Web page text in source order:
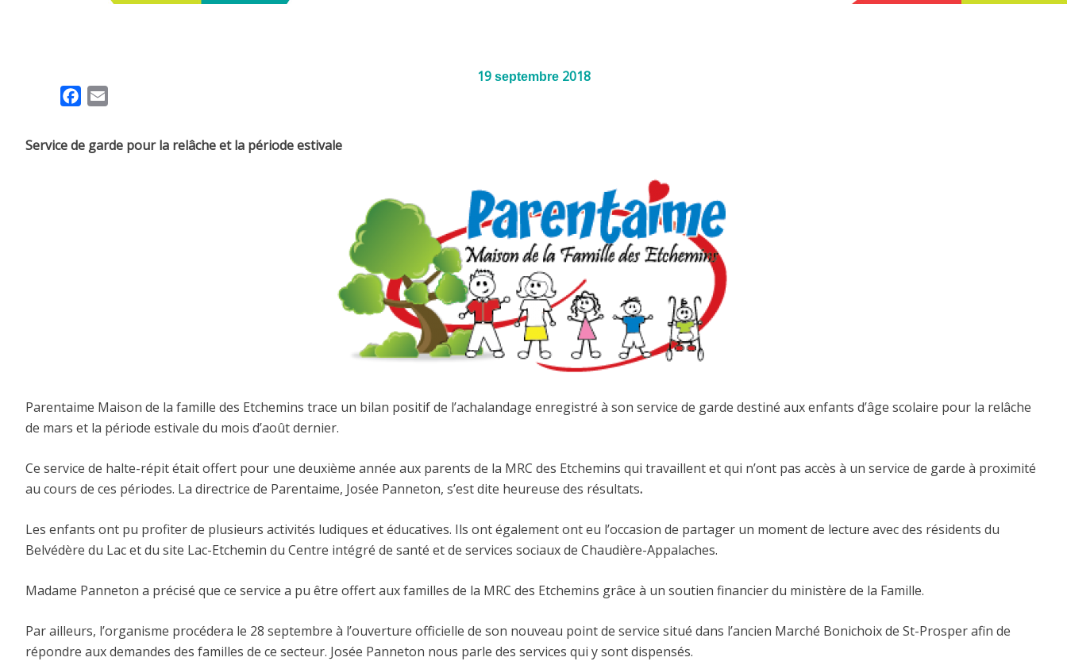
19 septembre 2018
e
i
Service de garde pour la relâche et la période estivale
Parentaime Maison de la famille des Etchemins trace un bilan positif de l’achalandage enregistré à son service de garde destiné aux enfants d’âge scolaire pour la relâche
de mars et la période estivale du mois d’août dernier.
Ce service de halte-répit était offert pour une deuxième année aux parents de la MRC des Etchemins qui travaillent et qui n’ont pas accès à un service de garde à proximité
au cours de ces périodes. La directrice de Parentaime, Josée Panneton, s’est dite heureuse des résultats.
Les enfants ont pu profiter de plusieurs activités ludiques et éducatives. Ils ont également ont eu l’occasion de partager un moment de lecture avec des résidents du
Belvédère du Lac et du site Lac-Etchemin du Centre intégré de santé et de services sociaux de Chaudière-Appalaches.
Madame Panneton a précisé que ce service a pu être offert aux familles de la MRC des Etchemins grâce à un soutien financier du ministère de la Famille.
Par ailleurs, l’organisme procédera le 28 septembre à l’ouverture officielle de son nouveau point de service situé dans l’ancien Marché Bonichoix de St-Prosper afin de
répondre aux demandes des familles de ce secteur. Josée Panneton nous parle des services qui y sont dispensés.